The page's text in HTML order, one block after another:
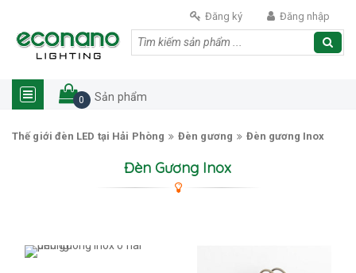
Đăng ký Đăng nhập
0 Sản phẩm
Thế giới đèn LED tại Hải Phòng Đèn gương Đèn gương Inox
Đèn Gương Inox